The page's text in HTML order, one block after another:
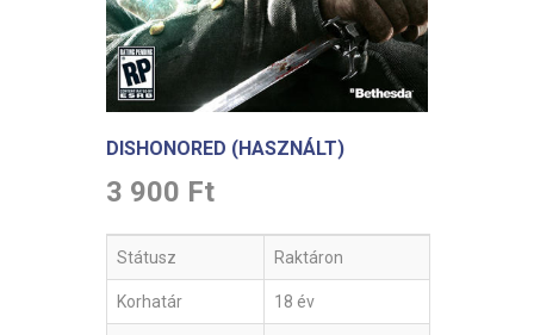
DISHONORED (HASZNÁLT)
3 900 Ft
Státusz Raktáron
Korhatár 18 év